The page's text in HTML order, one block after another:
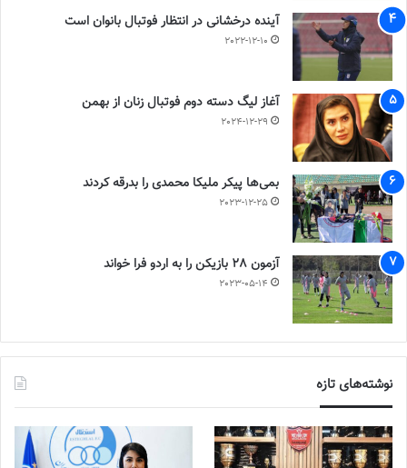
آینده درخشانی در انتظار فوتبال بانوان است
2022-12-10
آغاز لیگ دسته دوم فوتبال زنان از بهمن
2024-12-29
بمی‌ها پیکر ملیکا محمدی را بدرقه کردند
2023-12-25
آزمون 28 بازیکن را به اردو فرا خواند
2023-05-14
نوشته‌های تازه